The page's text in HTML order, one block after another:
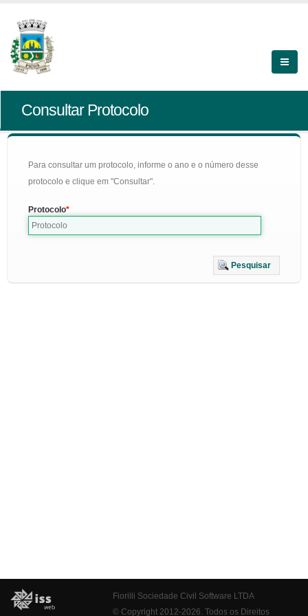
Consultar Protocolo
Para consultar um protocolo, informe o ano e o número desse
protocolo e clique em "Consultar".
Protocolo
Pesquisar
Fiorilli Sociedade Civil Software LTDA
© Copyright 2012-2026. Todos os Direitos